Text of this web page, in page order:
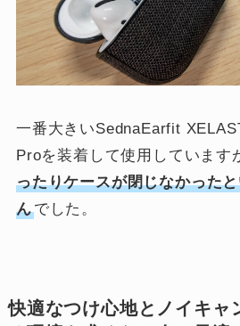
一番大きいSednaEarfit
Proを装着して使用しています
ったりケースが閉じなかった
んでした。
快適なつけ心地とノイキャ